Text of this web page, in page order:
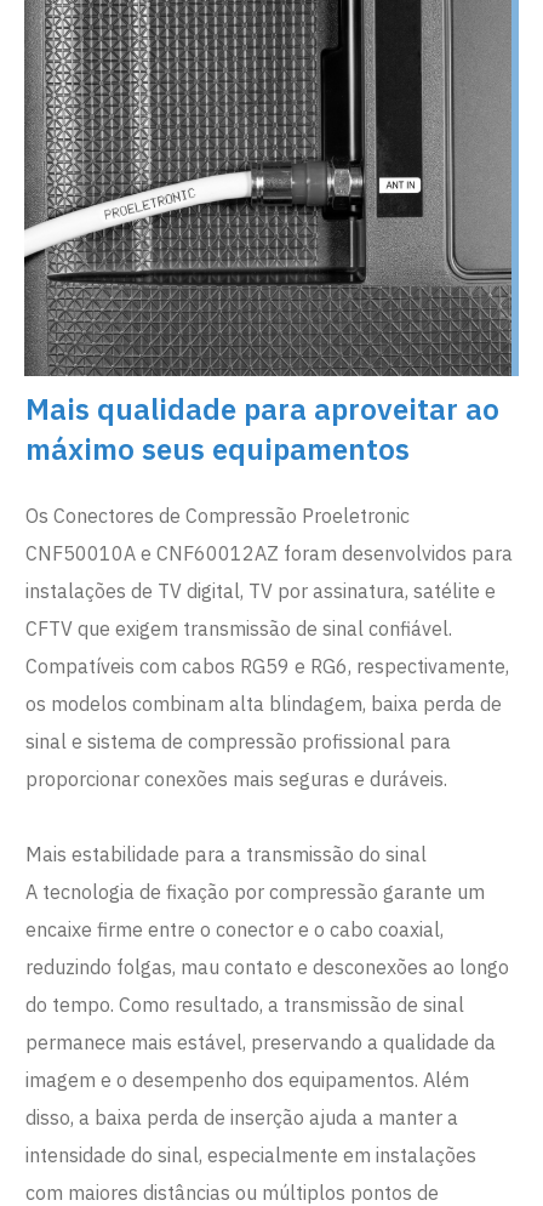
Mais qualidade para aproveitar ao
máximo seus equipamentos
Os Conectores de Compressão Proeletronic
CNF50010A e CNF60012AZ foram desenvolvidos para
instalações de TV digital, TV por assinatura, satélite e
CFTV que exigem transmissão de sinal confiável.
Compatíveis com cabos RG59 e RG6, respectivamente,
os modelos combinam alta blindagem, baixa perda de
sinal e sistema de compressão profissional para
proporcionar conexões mais seguras e duráveis.
Mais estabilidade para a transmissão do sinal
A tecnologia de fixação por compressão garante um
encaixe firme entre o conector e o cabo coaxial,
reduzindo folgas, mau contato e desconexões ao longo
do tempo. Como resultado, a transmissão de sinal
permanece mais estável, preservando a qualidade da
imagem e o desempenho dos equipamentos. Além
disso, a baixa perda de inserção ajuda a manter a
intensidade do sinal, especialmente em instalações
com maiores distâncias ou múltiplos pontos de